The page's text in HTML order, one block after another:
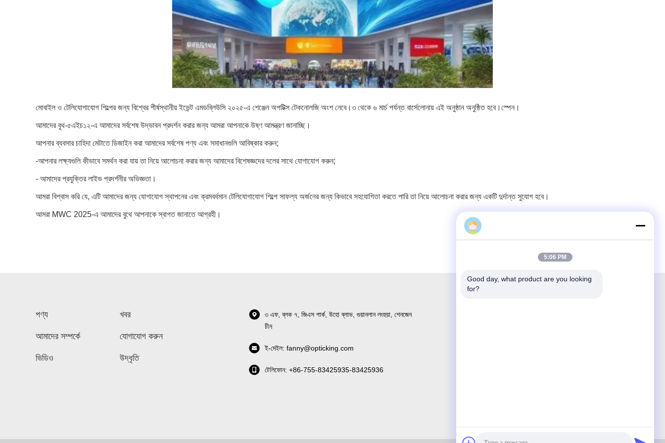
মোবাইল ও টেলিযোগাযোগ শিল্পের জন্য বিশ্বের শীর্ষস্থানীয় ইভেন্ট এমডব্লিউসি ২০২৫-এ শেঞ্জেন অপটিক্স টেকনোলজি অংশ নেবে।৩ থেকে ৬ মার্চ পর্যন্ত বার্সেলোনায় এই অনুষ্ঠান অনুষ্ঠিত হবে।স্পেন।
আমাদের বুথ-৫এইচ১২-এ আমাদের সর্বশেষ উদ্ভাবন প্রদর্শন করার জন্য আমরা আপনাকে উষ্ণ আমন্ত্রণ জানাচ্ছি।
আপনার ব্যবসার চাহিদা মেটাতে ডিজাইন করা আমাদের সর্বশেষ পণ্য এবং সমাধানগুলি আবিষ্কার করুন;
-আপনার লক্ষ্যগুলি কীভাবে সমর্থন করা যায় তা নিয়ে আলোচনা করার জন্য আমাদের বিশেষজ্ঞদের দলের সাথে যোগাযোগ করুন;
- আমাদের প্রযুক্তির লাইভ প্রদর্শনীর অভিজ্ঞতা।
আমরা বিশ্বাস করি যে, এটি আমাদের জন্য যোগাযোগ স্থাপনের এবং ক্রমবর্ধমান টেলিযোগাযোগ শিল্পে সাফল্য অর্জনের জন্য কিভাবে সহযোগিতা করতে পারি তা নিয়ে আলোচনা করার জন্য একটি দুর্দান্ত সুযোগ হবে।
আমরা MWC 2025-এ আমাদের বুথে আপনাকে স্বাগত জানাতে আগ্রহী।
পণ্য
আমাদের সম্পর্কে
ভিডিও
খবর
যোগাযোগ করুন
উদ্ধৃতি
৩ এফ, ব্লক ৭, জিএস পার্ক, উহো ব্লাভ, গুয়ানলান লংহুয়া, শেনজেন
চীন
ই-মেইল: fanny@opticking.com
টেলিফোন: +86-755-83425935-83425936
5:06 PM
Good day, what product are you looking
for?